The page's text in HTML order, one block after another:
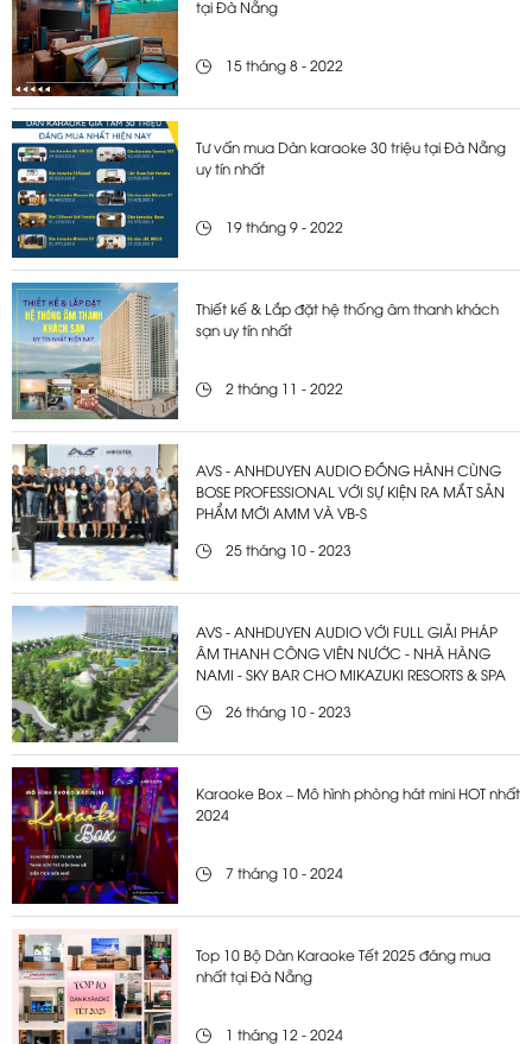
tại Đà Nẵng
15 tháng 8 - 2022
Tư vấn mua Dàn karaoke 30 triệu tại Đà Nẵng
uy tín nhất
19 tháng 9 - 2022
Thiết kế & Lắp đặt hệ thống âm thanh khách
sạn uy tín nhất
2 tháng 11 - 2022
AVS - ANHDUYEN AUDIO ĐỒNG HÀNH CÙNG
BOSE PROFESSIONAL VỚI SỰ KIỆN RA MẮT SẢN
PHẨM MỚI AMM VÀ VB-S
25 tháng 10 - 2023
AVS - ANHDUYEN AUDIO VỚI FULL GIẢI PHÁP
ÂM THANH CÔNG VIÊN NƯỚC - NHÀ HÀNG
NAMI - SKY BAR CHO MIKAZUKI RESORTS & SPA
26 tháng 10 - 2023
Karaoke Box – Mô hình phòng hát mini HOT nhất
2024
7 tháng 10 - 2024
Top 10 Bộ Dàn Karaoke Tết 2025 đáng mua
nhất tại Đà Nẵng
1 tháng 12 - 2024